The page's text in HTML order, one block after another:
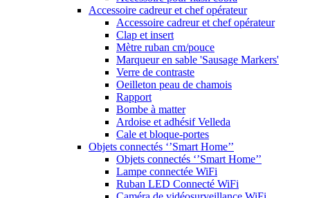
Accessoire cadreur et chef opérateur
Accessoire cadreur et chef opérateur
Clap et insert
Mètre ruban cm/pouce
Marqueur en sable 'Sausage Markers'
Verre de contraste
Oeilleton peau de chamois
Rapport
Bombe à matter
Ardoise et adhésif Velleda
Cale et bloque-portes
Objets connectés ‘’Smart Home’’
Objets connectés ‘’Smart Home’’
Lampe connectée WiFi
Ruban LED Connecté WiFi